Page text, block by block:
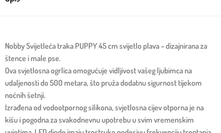
Nobby Svijetleća traka PUPPY 45 cm svijetlo plava – dizajnirana za
štence i male pse.
Ova svjetlosna ogrlica omogućuje vidljivost vašeg ljubimca na
udaljenosti do 500 metara, što pruža dodatnu sigurnost tijekom
noćnih šetnji.
Izrađena od vodootpornog silikona, svjetlosna cijev otporna je na
kišu i pogodna za svakodnevnu upotrebu u svim vremenskim